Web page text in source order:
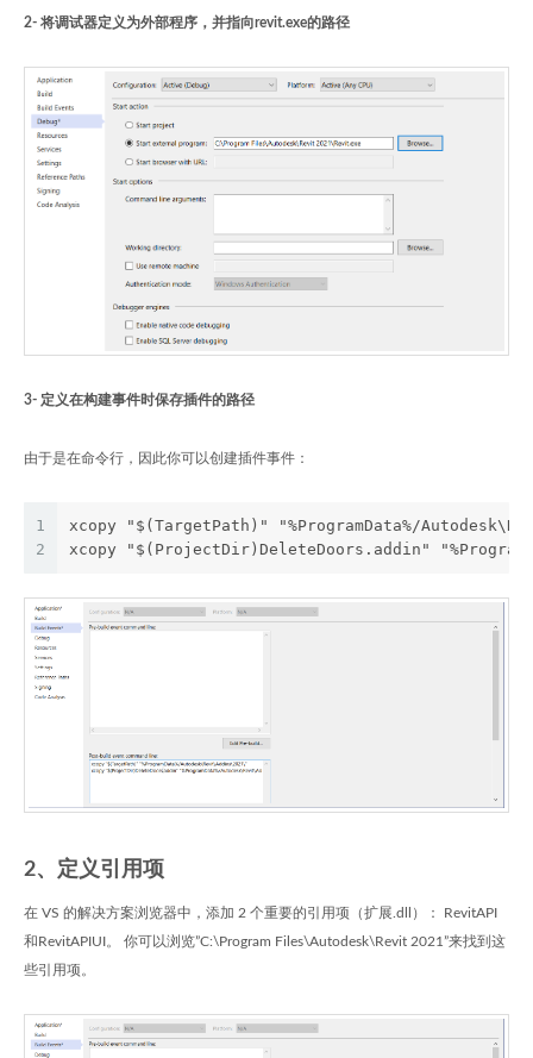
2- 将调试器定义为外部程序，并指向revit.exe的路径
3- 定义在构建事件时保存插件的路径
由于是在命令行，因此你可以创建插件事件：
1
2
xcopy "$(TargetPath)" "%ProgramData%/
xcopy "$(ProjectDir)DeleteDoors.addin"
2、定义引用项
在 VS 的解决方案浏览器中，添加 2 个重要的引用项（扩展.dll）： RevitAPI
和RevitAPIUI。 你可以浏览”C:\Program Files\Autodesk\Revit 2021”来找到这
些引用项。